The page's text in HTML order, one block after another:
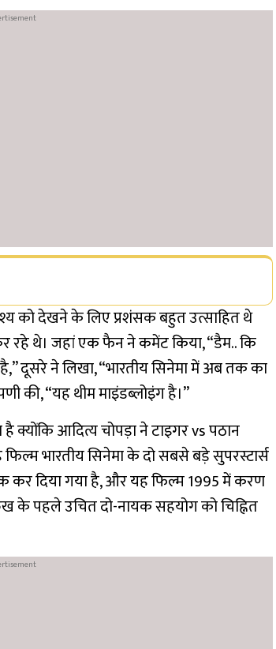
को देखने के लिए प्रशंसक बहुत उत्साहित थे
रहे थे। जहां एक फैन ने कमेंट किया, “डैम.. कि
दूसरे ने लिखा, “भारतीय सिनेमा में अब तक का
की, “यह थीम माइंडब्लोइंग है।”
आदित्य चोपड़ा ने टाइगर vs पठान
भारतीय सिनेमा के दो सबसे बड़े सुपरस्टार्स
कर दिया गया है, और यह फिल्म 1995 में करण
के पहले उचित दो-नायक सहयोग को चिह्नित